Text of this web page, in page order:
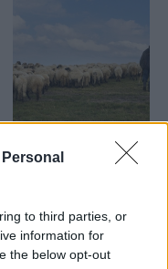
to third parties, or
information for
the below opt-out